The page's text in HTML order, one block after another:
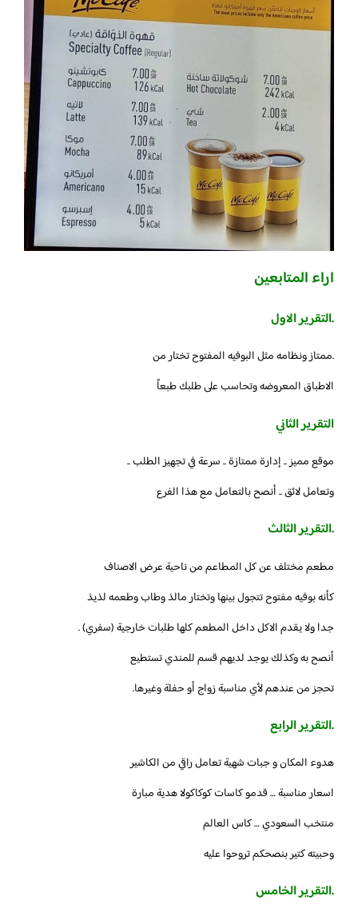
اراء المتابعين
.التقرير الاول
.ممتاز ونظامه مثل البوفيه المفتوح تختار من
الاطباق المعروضه وتحاسب على طلبك طبعاً
التقرير الثاني
موقع مميز .. إدارة ممتازة .. سرعة في تجهيز الطلب ..
وتعامل لائق .. أنصح بالتعامل مع هذا الفرع
.التقرير الثالث
مطعم مختلف عن كل المطاعم من ناحية عرض الاصناف
كأنه بوفيه مفتوح تتجول بينها وتختار مالذ وطاب وطعمه لذيذ
جدا ولا يقدم الاكل داخل المطعم كلها طلبات خارجية (سفري) .
أنصح به وكذلك يوجد لديهم قسم للمندي تستطيع
تحجز من عندهم لأي مناسبة زواج أو حفلة وغيرها.
.التقرير الرابع
هدوء المكان و جبات شهية تعامل راقي من الكاشير
اسعار مناسبة … قدمو كاسات كوكاكولا هدية مبارة
منتخب السعودي … كاس العالم
وحبيته كتير بنصحكم تروحوا عليه
.التقرير الخامس